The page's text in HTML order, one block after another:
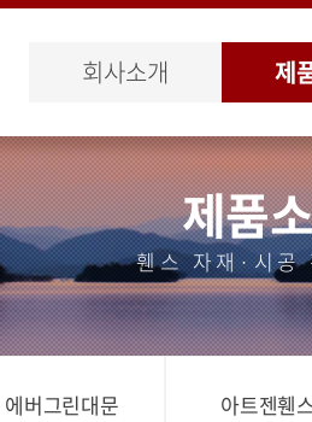
회사소개 제
제품
휀스 자재·시공
에버그린대문 아트젠휀